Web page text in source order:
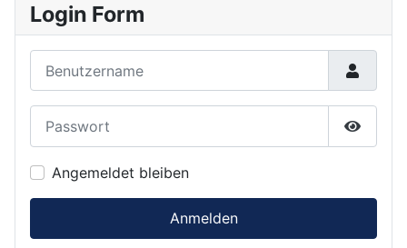
Login Form
Angemeldet bleiben
Anmelden